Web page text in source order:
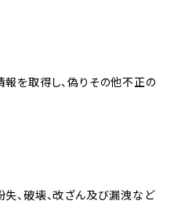
報を取得し、偽りその他不正の
失、破壊、改ざん及び漏洩など